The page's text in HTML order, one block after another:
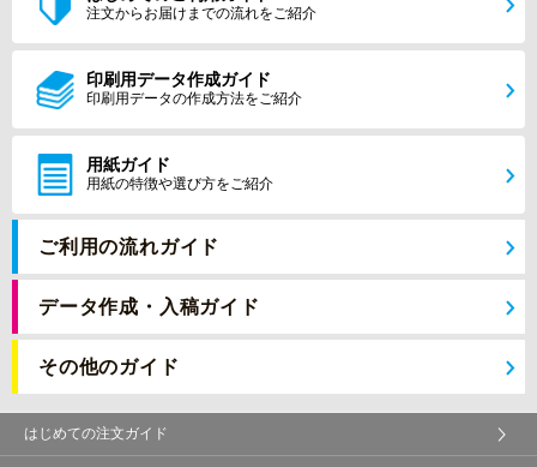
注文からお届けまでの流れをご紹介
印刷用データ作成ガイド
印刷用データの作成方法をご紹介
用紙ガイド
用紙の特徴や選び方をご紹介
ご利用の流れガイド
データ作成・入稿ガイド
その他のガイド
はじめての注文ガイド